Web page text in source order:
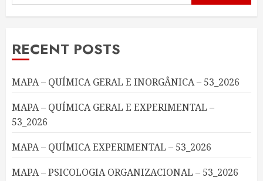
RECENT POSTS
MAPA – QUÍMICA GERAL E INORGÂNICA – 53_2026
MAPA – QUÍMICA GERAL E EXPERIMENTAL –
53_2026
MAPA – QUÍMICA EXPERIMENTAL – 53_2026
MAPA – PSICOLOGIA ORGANIZACIONAL – 53_2026